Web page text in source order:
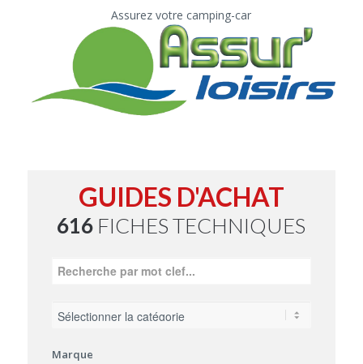
Assurez votre camping-car
GUIDES D'ACHAT
616 FICHES TECHNIQUES
Marque